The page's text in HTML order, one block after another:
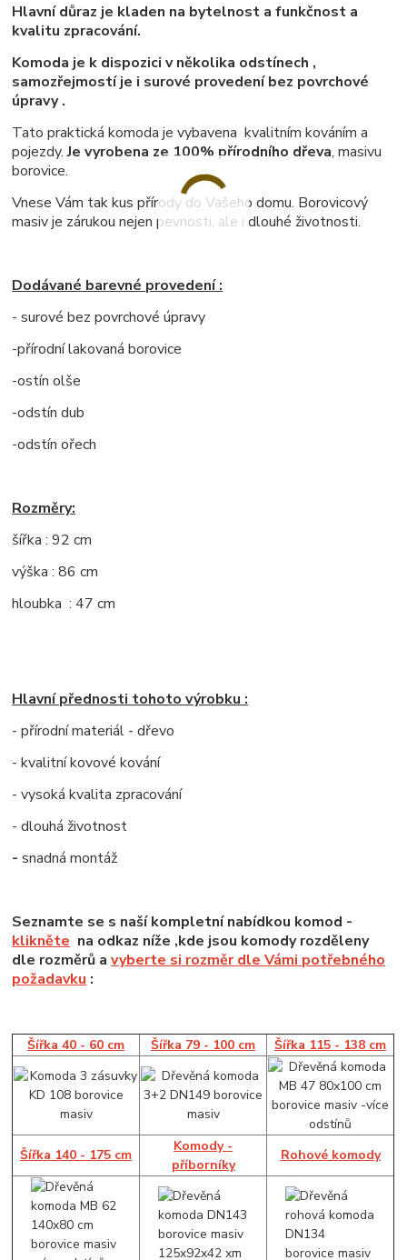
Hlavní důraz je kladen na bytelnost a funkčnost a
kvalitu zpracování.
Komoda je k dispozici v několika odstínech ,
samozřejmostí je i surové provedení bez povrchové
úpravy .
Tato praktická komoda je vybavena kvalitním kováním a
pojezdy.Je vyrobena ze 100% přírodního dřeva, masivu
borovice.
Vnese Vám tak kus přírody do Vašeho domu. Borovicový
masiv je zárukou nejen pevnosti, ale i dlouhé životnosti.
Dodávané barevné provedení :
- surové bez povrchové úpravy
-přírodní lakovaná borovice
-ostín olše
-odstín dub
-odstín ořech
Rozměry:
šířka : 92 cm
výška : 86 cm
hloubka : 47 cm
Hlavní přednosti tohoto výrobku :
- přírodní materiál - dřevo
- kvalitní kovové kování
- vysoká kvalita zpracování
- dlouhá životnost
-snadná montáž
Seznamte se s naší kompletní nabídkou komod -
klikněte na odkaz níže ,kde jsou komody rozděleny
dle rozměrů avyberte si rozměr dle Vámi potřebného
požadavku :
Šířka 40 - 60 cm Šířka 79 - 100 cm Šířka 115 - 138 cm
Šířka 140 - 175 cm
Komody -
příborníky
Rohové komody